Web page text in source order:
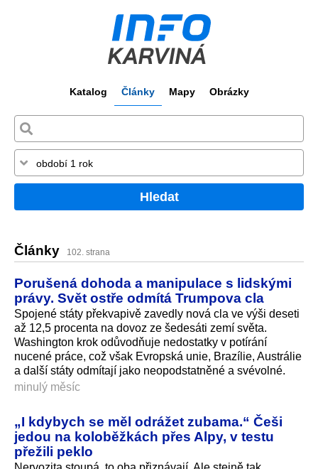
Katalog Články Mapy Obrázky
Hledat
Články 102. strana
Porušená dohoda a manipulace s lidskými
právy. Svět ostře odmítá Trumpova cla
Spojené státy překvapivě zavedly nová cla ve výši deseti
až 12,5 procenta na dovoz ze šedesáti zemí světa.
Washington krok odůvodňuje nedostatky v potírání
nucené práce, což však Evropská unie, Brazílie, Austrálie
a další státy odmítají jako neopodstatněné a svévolné.
minulý měsíc
„I kdybych se měl odrážet zubama.“ Češi
jedou na koloběžkách přes Alpy, v testu
přežili peklo